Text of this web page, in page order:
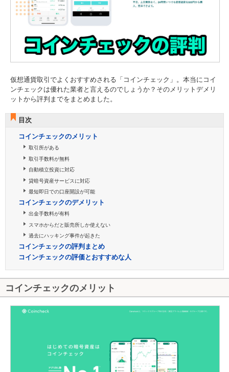
仮想通貨取引でよくおすすめされる「コインチェック」。本当にコイ
ンチェックは優れた業者と言えるのでしょうか？そのメリットデメリ
ットから評判までをまとめました。
目次
コインチェックのメリット
取引所がある
取引手数料が無料
自動積立投資に対応
貸暗号資産サービスに対応
最短即日での口座開設が可能
コインチェックのデメリット
出金手数料が有料
スマホからだと販売所しか使えない
過去にハッキング事件が起きた
コインチェックの評判まとめ
コインチェックの評価とおすすめな人
コインチェックのメリット